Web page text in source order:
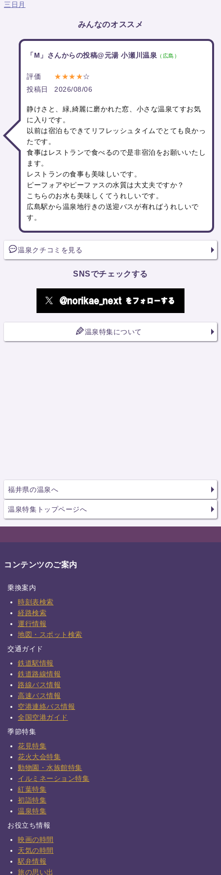
三日月
みんなのオススメ
「M」さんからの投稿@元湯 小瀬川温泉 （広島）
評価 ★★★★☆
投稿日
2026/08/06
静けさと、緑,綺麗に磨かれた窓、小さな温泉てすお気
に入りです。
以前は宿泊もできてリフレッシュタイムでとても良かっ
たです。
食事はレストランで食べるので是非宿泊をお願いいたし
ます。
レストランの食事も美味しいです。
ピーフォアやピーファスの水質は大丈夫ですか？
こちらのお水も美味しくてうれしいです。
広島駅から温泉地行きの送迎バスが有ればうれしいで
す。
温泉クチコミを見る
SNSでチェックする
温泉特集について
福井県の温泉へ
温泉特集トップページへ
コンテンツのご案内
乗換案内
時刻表検索
経路検索
運行情報
地図・スポット検索
交通ガイド
鉄道駅情報
鉄道路線情報
路線バス情報
高速バス情報
空港連絡バス情報
全国空港ガイド
季節特集
花見特集
花火大会特集
動物園・水族館特集
イルミネーション特集
紅葉特集
初詣特集
温泉特集
お役立ち情報
映画の時間
天気の時間
駅弁情報
旅の思い出